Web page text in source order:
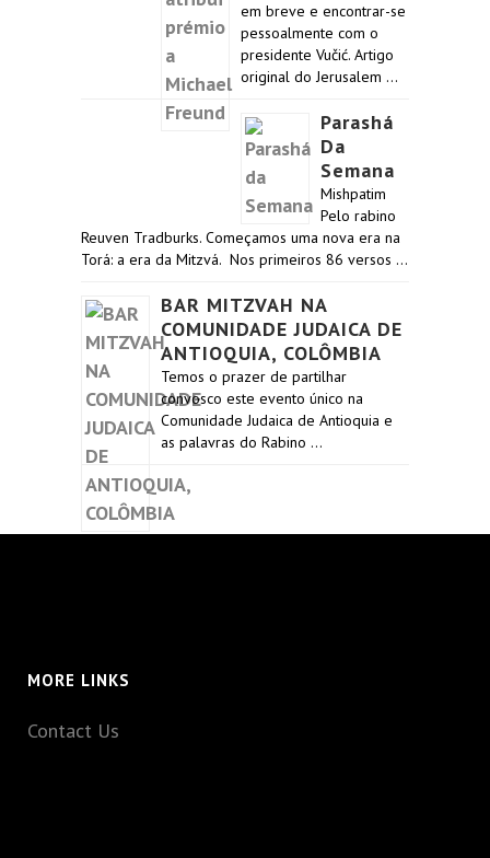
em breve e encontrar-se
pessoalmente com o
presidente Vučić. Artigo
original do Jerusalem …
Parashá
Da
Semana
Mishpatim
Pelo rabino
Reuven Tradburks. Começamos uma nova era na
Torá: a era da Mitzvá. Nos primeiros 86 versos …
BAR MITZVAH NA
COMUNIDADE JUDAICA DE
ANTIOQUIA, COLÔMBIA
Temos o prazer de partilhar
convosco este evento único na
Comunidade Judaica de Antioquia e
as palavras do Rabino …
MORE LINKS
Contact Us